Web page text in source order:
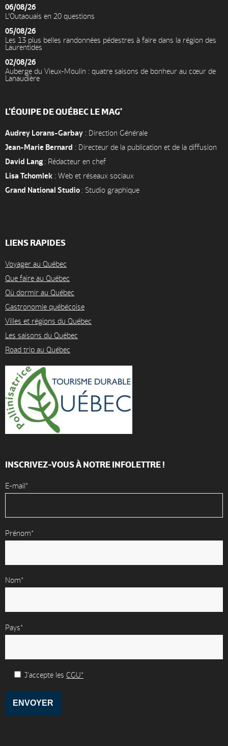
Accueil
06/08/26
L’Outaouais en 20 questions
05/08/26
Les 13 plus belles randonnées pédestres à faire dans la région des
Laurentides
02/08/26
Auberge du Vieux-Moulin : quatre saisons de bonheur au cœur de
Lanaudière
L'ÉQUIPE DE QUÉBEC LE MAG'
Audrey Lorans-Garbay : Direction Générale
Jean-Marie Bernard : Directeur de la publication et de la diffusion
David Lang : Rédacteur en chef
Lisa Tchomlek : Web et réseaux sociaux
Grand National Studio : Studio graphique
LIENS RAPIDES
Voyager au Québec
Que faire au Québec
Où dormir au Québec
Gastronomie québécoise
Villes et régions du Québec
Les saisons du Québec
Road trip au Québec
INSCRIVEZ-VOUS À NOTRE INFOLETTRE !
E-mail*
Prénom*
Nom*
Pays*
J'accepte les CGU*